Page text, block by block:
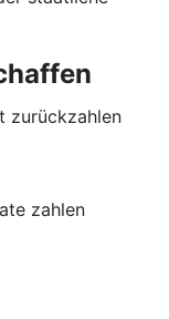
zurückzahlen
zahlen